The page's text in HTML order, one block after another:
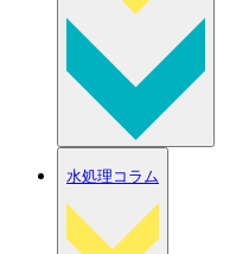
水処理コラム